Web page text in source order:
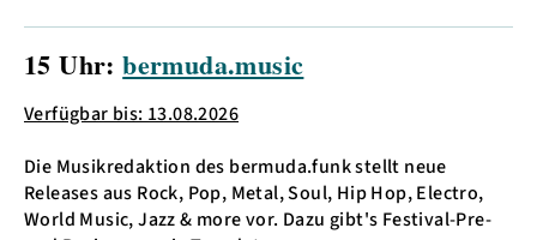
15 Uhr:bermuda.music
Verfügbar bis: 13.08.2026
Die Musikredaktion des bermuda.funk stellt neue
Releases aus Rock, Pop, Metal, Soul, Hip Hop, Electro,
World Music, Jazz & more vor. Dazu gibt's Festival-Pre-